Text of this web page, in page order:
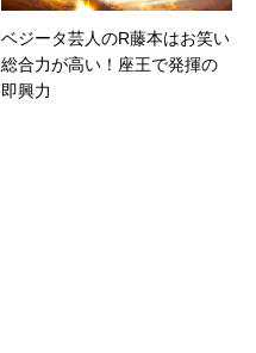
ベジータ芸人のR藤本はお笑い
総合力が高い！座王で発揮の
即興力